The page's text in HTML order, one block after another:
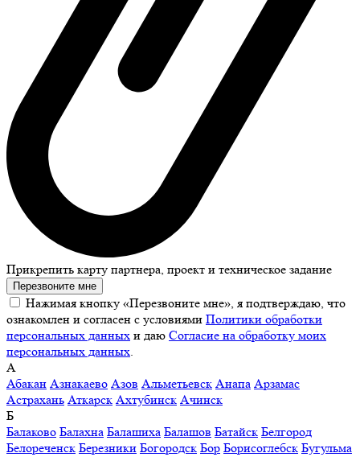
Прикрепить карту партнера, проект и техническое задание
Перезвоните мне
Нажимая кнопку «Перезвоните мне», я подтверждаю, что
ознакомлен и согласен с условиями Политики обработки
персональных данных и даю Согласие на обработку моих
персональных данных.
А
Абакан Азнакаево Азов Альметьевск Анапа Арзамас
Астрахань Аткарск Ахтубинск Ачинск
Б
Балаково Балахна Балашиха Балашов Батайск Белгород
Белореченск Березники Богородск Бор Борисоглебск Бугульма